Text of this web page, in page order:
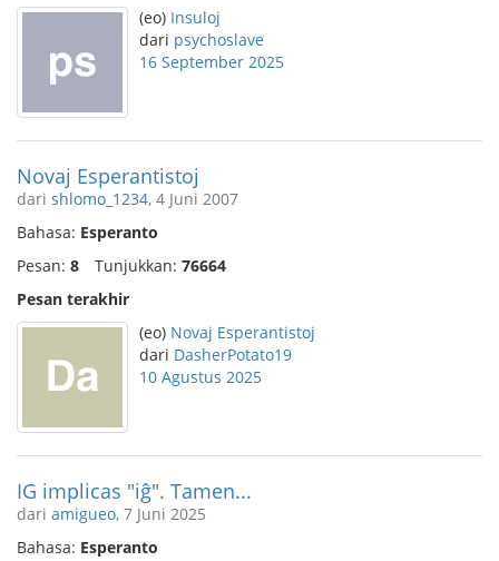
(eo) Insuloj
dari psychoslave
16 September 2025
Novaj Esperantistoj
dari shlomo_1234, 4 Juni 2007
Bahasa: Esperanto
Pesan: 8 Tunjukkan: 76664
Pesan terakhir
(eo) Novaj Esperantistoj
dari DasherPotato19
10 Agustus 2025
IG implicas "iĝ". Tamen...
dari amigueo, 7 Juni 2025
Bahasa: Esperanto